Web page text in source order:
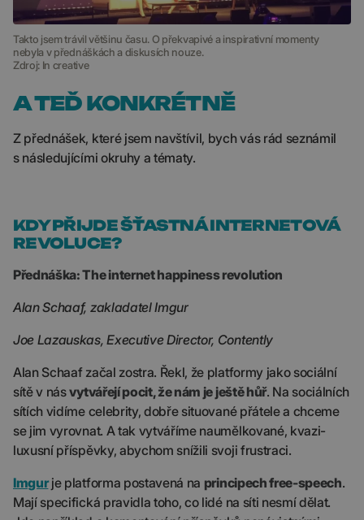
Takto jsem trávil většinu času. O překvapivé a inspirativní momenty
nebyla v přednáškách a diskusích nouze.
Zdroj: In creative
A TEĎ KONKRÉTNĚ
Z přednášek, které jsem navštívil, bych vás rád seznámil
s následujícími okruhy a tématy.
KDY PŘIJDE ŠŤASTNÁ INTERNETOVÁ
REVOLUCE?
Přednáška: The internet happiness revolution
Alan Schaaf, zakladatel Imgur
Joe Lazauskas, Executive Director, Contently
Alan Schaaf začal zostra. Řekl, že platformy jako sociální
sítě v násvytvářejí pocit, že nám je ještě hůř. Na sociálních
sítích vidíme celebrity, dobře situované přátele a chceme
se jim vyrovnat. A tak vytváříme naumělkované, kvazi-
luxusní příspěvky, abychom snížili svoji frustraci.
Imgurje platforma postavená na principech free-speech.
Mají specifická pravidla toho, co lidé na síti nesmí dělat.